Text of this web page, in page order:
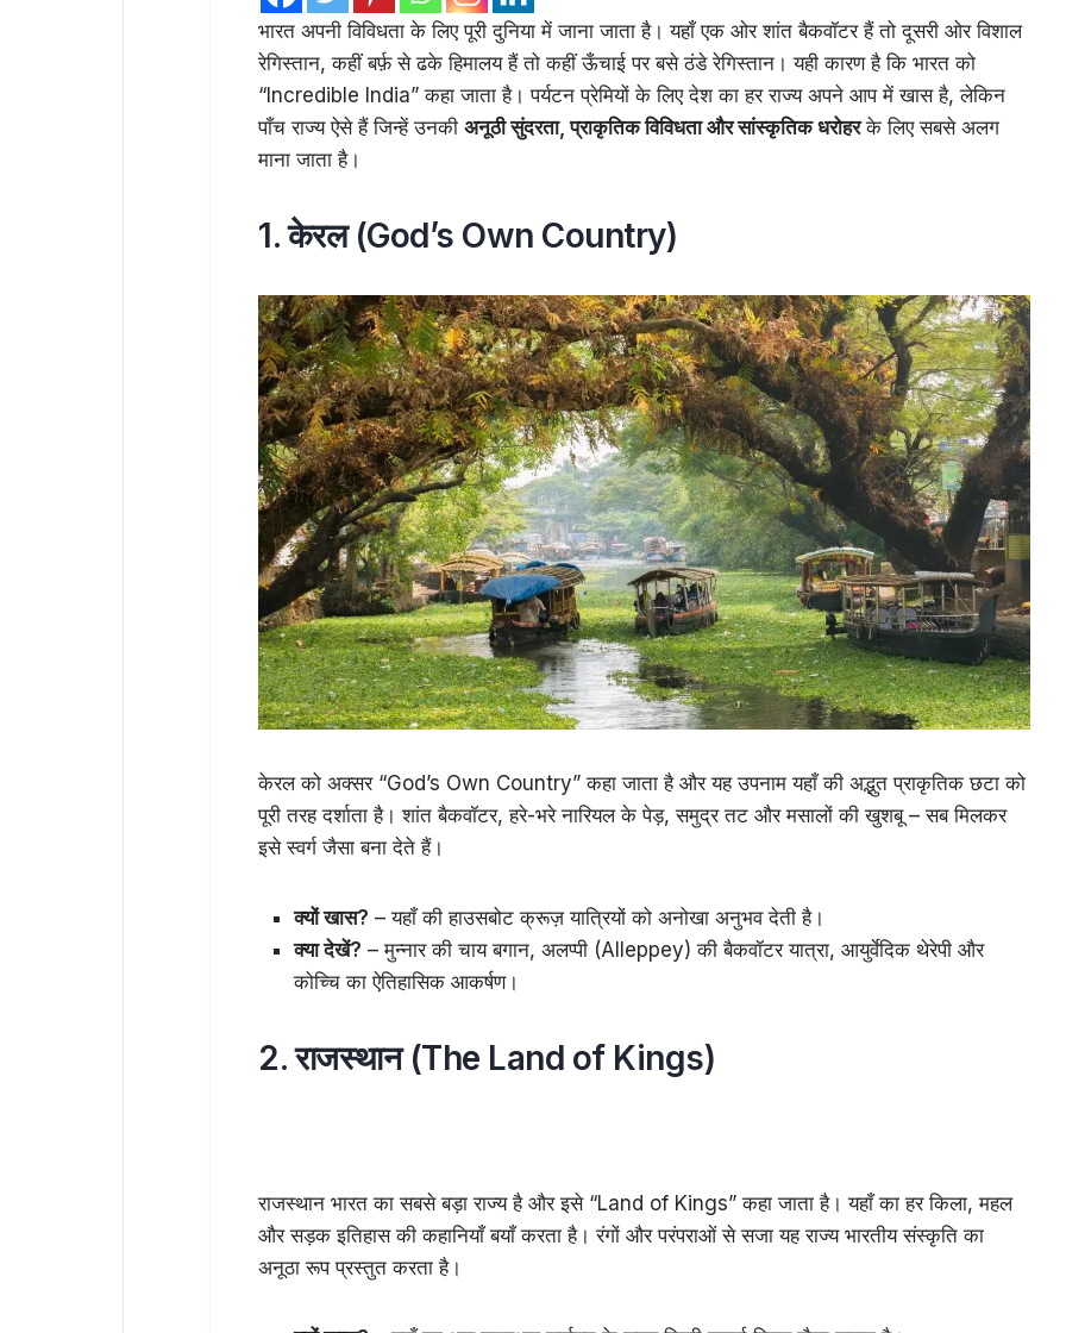
भारत अपनी विविधता के लिए पूरी दुनिया में जाना जाता है। यहाँ एक ओर शांत बैकवॉटर हैं तो दूसरी ओर विशाल
रेगिस्तान, कहीं बर्फ़ से ढके हिमालय हैं तो कहीं ऊँचाई पर बसे ठंडे रेगिस्तान। यही कारण है कि भारत को
“Incredible India” कहा जाता है। पर्यटन प्रेमियों के लिए देश का हर राज्य अपने आप में खास है, लेकिन
पाँच राज्य ऐसे हैं जिन्हें उनकी अनूठी सुंदरता, प्राकृतिक विविधता और सांस्कृतिक धरोहरके लिए सबसे अलग
माना जाता है।
1. केरल (God’s Own Country)
केरल को अक्सर “God’s Own Country” कहा जाता है और यह उपनाम यहाँ की अद्भुत प्राकृतिक छटा को
पूरी तरह दर्शाता है। शांत बैकवॉटर, हरे-भरे नारियल के पेड़, समुद्र तट और मसालों की खुशबू – सब मिलकर
इसे स्वर्ग जैसा बना देते हैं।
क्यों खास? – यहाँ की हाउसबोट क्रूज़ यात्रियों को अनोखा अनुभव देती है।
क्या देखें? – मुन्नार की चाय बगान, अलप्पी (Alleppey) की बैकवॉटर यात्रा, आयुर्वेदिक थेरेपी और
कोच्चि का ऐतिहासिक आकर्षण।
2. राजस्थान (The Land of Kings)
राजस्थान भारत का सबसे बड़ा राज्य है और इसे “Land of Kings” कहा जाता है। यहाँ का हर किला, महल
और सड़क इतिहास की कहानियाँ बयाँ करता है। रंगों और परंपराओं से सजा यह राज्य भारतीय संस्कृति का
अनूठा रूप प्रस्तुत करता है।